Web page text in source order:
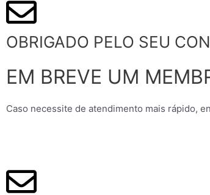
OBRIGADO PELO SEU
EM BREVE UM
Caso necessite de atendimento mais rápido,